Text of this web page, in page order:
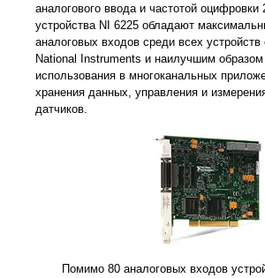
аналогового ввода и частотой
устройства NI 6225 обладают
аналоговых входов среди всех
National Instruments и наилучшим
использования в многоканальных
хранения данных, управления и
датчиков.
Помимо 80 аналоговых входов